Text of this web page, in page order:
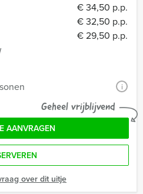
€ 34,50 p.p.
€ 32,50 p.p.
€ 29,50 p.p.
i
Geheel vrijblijvend
AANVRAGEN
over dit uitje